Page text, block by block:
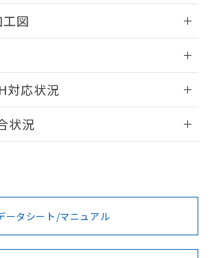
図
きます。
ログイン/会員登録
をご利用いただく前に、以下を必ずお読
条件
対応状況
項・凡例
状況
ータシート/マニュアル
了承ください。
の共同利用者とは、
指令（10物質）の非含有証明書
含有証明書（当社基準）
は発行日時点で非含有を証明す
りません。
指令のフタル酸エステル類４
では、対応完了までの期間は出
を記載しておりました。
て対応品への在庫切替を完了